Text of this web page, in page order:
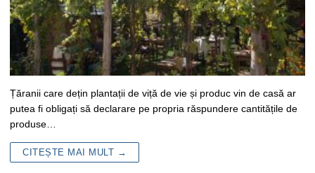
Țăranii care dețin plantații de viță de vie și produc vin de casă ar
putea fi obligați să declarare pe propria răspundere cantitățile de
produse…
CITEȘTE MAI MULT →